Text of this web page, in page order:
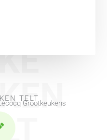
TELT
Grootkeukens